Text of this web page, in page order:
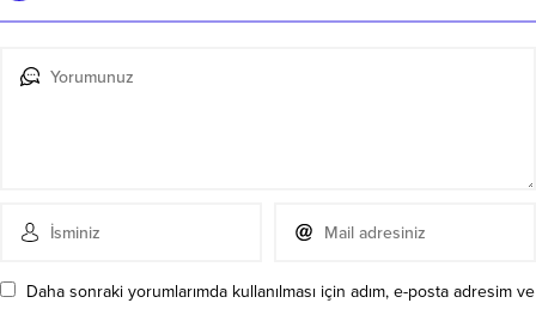
Daha sonraki yorumlarımda kullanılması için adım, e-posta adresim ve